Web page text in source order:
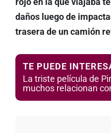
rojo en la que viajaba
daños luego de
trasera de un camión
TE PUEDE
La triste película de
muchos relacionan